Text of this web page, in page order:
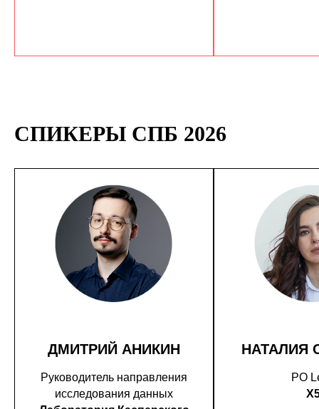
СПИКЕРЫ СПБ 2026
ДМИТРИЙ АНИКИН
Руководитель направления
исследования данных
НАТАЛИЯ
PO